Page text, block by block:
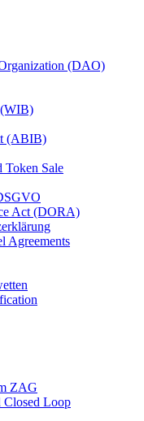
(DAO)
(WIB)
(ABIB)
Token Sale
Act (DORA)
Agreements
ZAG
Closed Loop